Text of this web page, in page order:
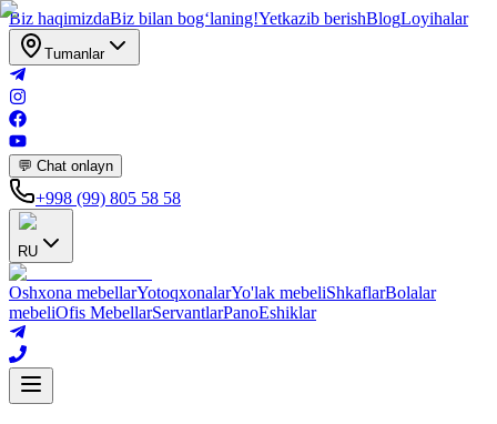
Biz haqimizdaBiz bilan bogʻlaning!Yetkazib berishBlogLoyihalar
Tumanlar
💬 Chat onlayn
+998 (99) 805 58 58
RU
Oshxona mebellarYotoqxonalarYo'lak mebeliShkaflarBolalar
mebeliOfis MebellarServantlarPanoEshiklar